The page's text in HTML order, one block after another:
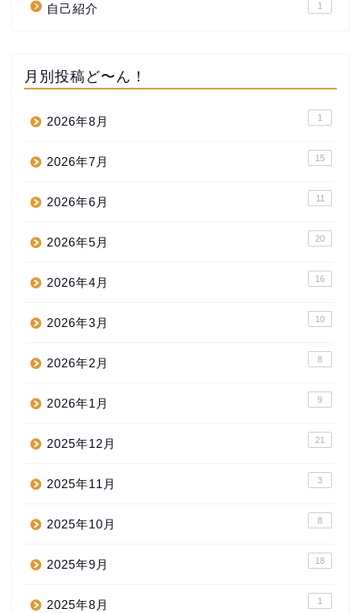
自己紹介 1
月別投稿ど〜ん！
2026年8月 1
2026年7月 15
2026年6月 11
2026年5月 20
2026年4月 16
2026年3月 10
2026年2月 8
2026年1月 9
2025年12月 21
2025年11月 3
2025年10月 8
2025年9月 18
2025年8月 1